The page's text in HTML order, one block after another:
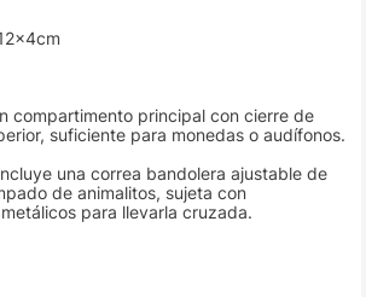
compartimento principal con cierre de
suficiente para monedas o audífonos.
una correa bandolera ajustable de
de animalitos, sujeta con
para llevarla cruzada.